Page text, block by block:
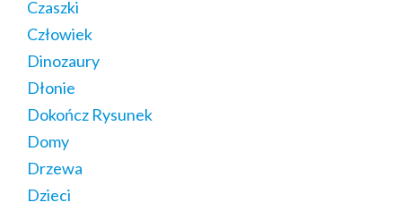
Czaszki
Człowiek
Dinozaury
Dłonie
Dokończ Rysunek
Domy
Drzewa
Dzieci